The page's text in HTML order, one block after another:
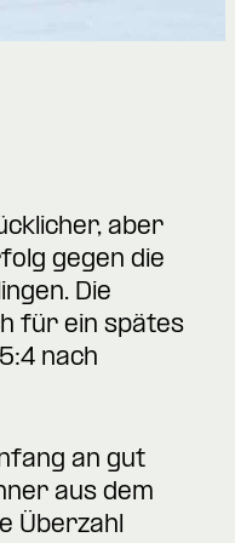
aber
gegen die
Die
für ein spätes
nach
an gut
aus dem
Überzahl